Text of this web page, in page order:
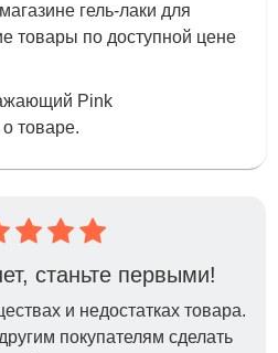
гель-лаки для
товары по доступной цене
Pink
товаре.
станьте первыми!
и недостатках товара.
покупателям сделать